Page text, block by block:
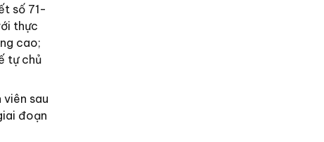
số 71-
thực
cao;
tự chủ
sau
đoạn